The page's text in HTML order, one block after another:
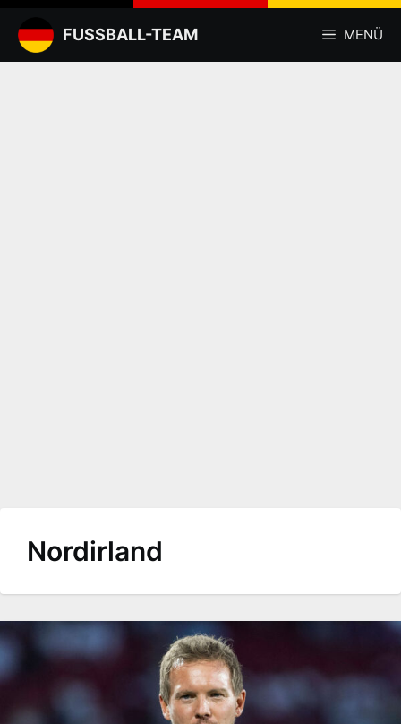
Inhalt
springen
FUSSBALL-TEAM MENÜ
Nordirland